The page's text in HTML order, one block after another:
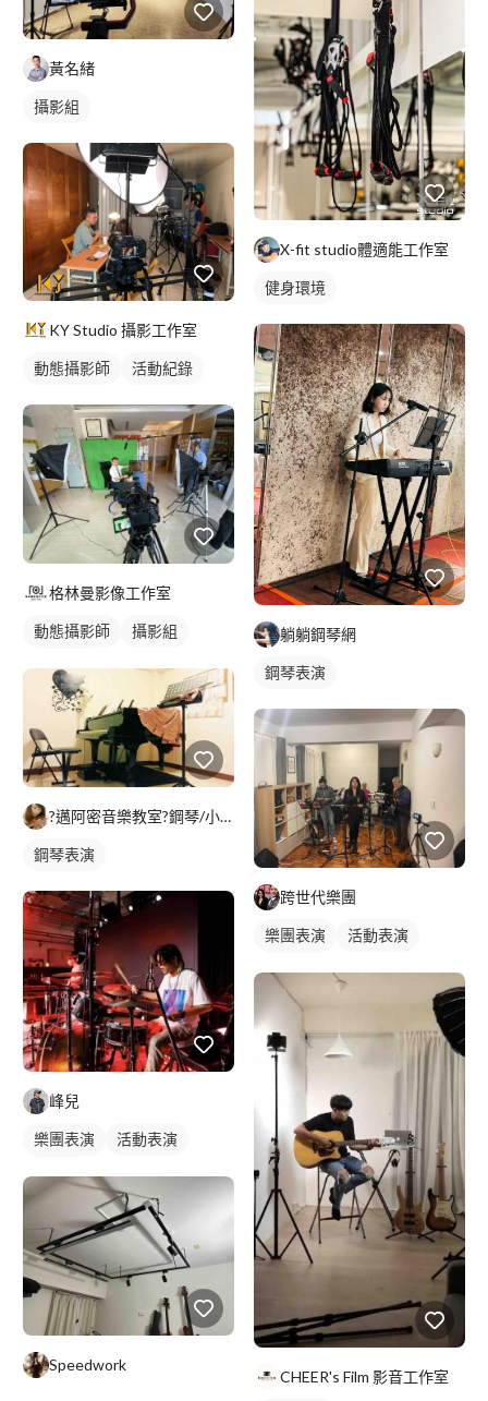
黃名緒
攝影組
KY Studio 攝影工作室
動態攝影師 活動紀錄
格林曼影像工作室
動態攝影師
攝影組
?邁阿密音樂教室?鋼琴/小提琴/線上教學
鋼琴表演
峰兒
樂團表演
活動表演
樂手照
Speedwork
X-fit studio體適能工作室
健身環境
躺躺鋼琴網
鋼琴表演
跨世代樂團
樂團表演
活動表演
CHEER's Film 影音工作室